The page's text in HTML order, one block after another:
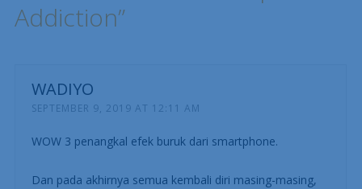
Addiction”
WADIYO
SEPTEMBER 9, 2019 AT 12:11 AM
WOW 3 penangkal efek buruk dari smartphone.
Dan pada akhirnya semua kembali diri masing-masing,